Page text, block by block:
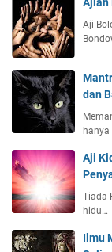
Aji
dan
hanya
Aji
Tiada
hidu…
Ilmu